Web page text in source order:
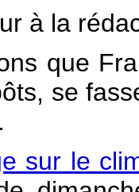
à la
que
se
sur le